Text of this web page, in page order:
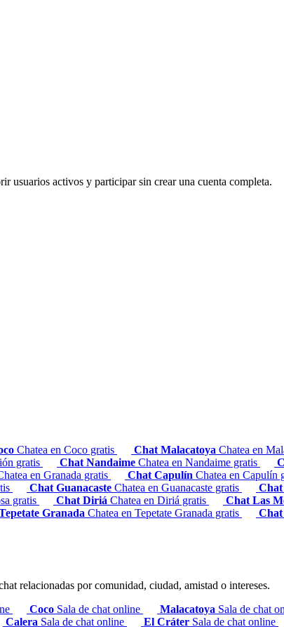
usuarios activos y participar sin crear una cuenta completa.
Chatea en Coco gratis Chat Malacatoya Chatea en
gratis Chat Nandaime Chatea en Nandaime gratis
en Granada gratis Chat Capulín Chatea en Capulín
Chat Guanacaste Chatea en Guanacaste gratis
gratis Chat Diriá Chatea en Diriá gratis Chat Las
Granada Chatea en Tepetate Granada gratis
relacionadas por comunidad, ciudad, amistad o intereses.
Coco Sala de chat online Malacatoya Sala de chat
Calera Sala de chat online El Cráter Sala de chat online